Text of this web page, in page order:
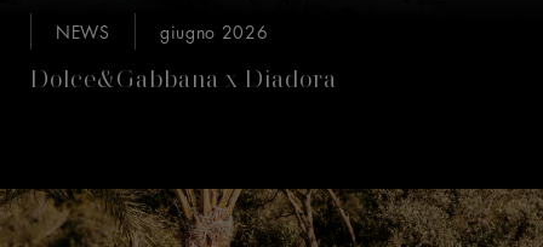
NEWS giugno 2026
Dolce&Gabbana x Diadora